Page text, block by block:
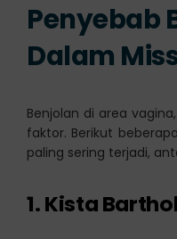
Penyebab
Dalam
Benjolan di area
faktor. Berikut
paling sering terjadi,
1. Kista